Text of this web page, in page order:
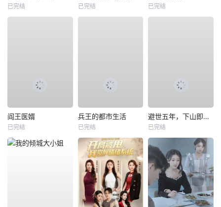
已完结 已完结 已完结
阎王医婿
已完结
兵王的都市生活
已完结
避世五年，下山即无敌
已完结